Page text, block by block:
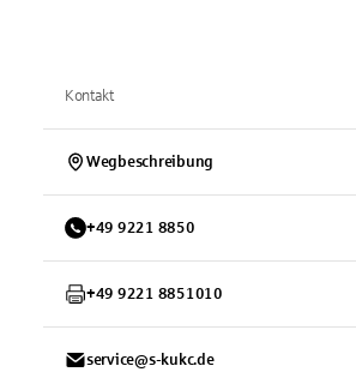
Kontakt
Wegbeschreibung
+49 9221 8850
+49 9221 8851010
service@s-kukc.de